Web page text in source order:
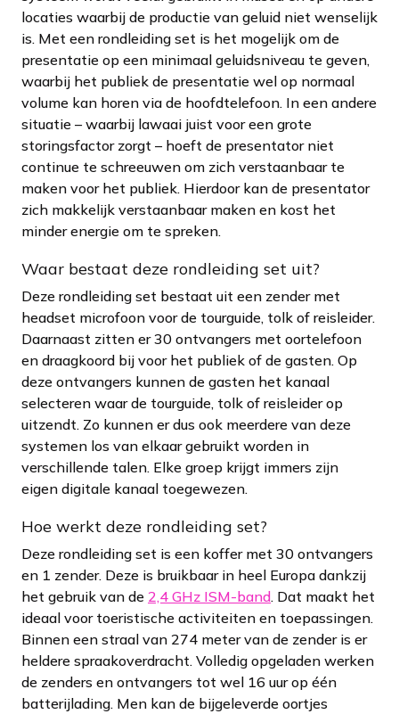
locaties waarbij de productie van geluid niet wenselijk
is. Met een rondleiding set is het mogelijk om de
presentatie op een minimaal geluidsniveau te geven,
waarbij het publiek de presentatie wel op normaal
volume kan horen via de hoofdtelefoon. In een andere
situatie – waarbij lawaai juist voor een grote
storingsfactor zorgt – hoeft de presentator niet
continue te schreeuwen om zich verstaanbaar te
maken voor het publiek. Hierdoor kan de presentator
zich makkelijk verstaanbaar maken en kost het
minder energie om te spreken.
Waar bestaat deze rondleiding set uit?
Deze rondleiding set bestaat uit een zender met
headset microfoon voor de tourguide, tolk of reisleider.
Daarnaast zitten er 30 ontvangers met oortelefoon
en draagkoord bij voor het publiek of de gasten. Op
deze ontvangers kunnen de gasten het kanaal
selecteren waar de tourguide, tolk of reisleider op
uitzendt. Zo kunnen er dus ook meerdere van deze
systemen los van elkaar gebruikt worden in
verschillende talen. Elke groep krijgt immers zijn
eigen digitale kanaal toegewezen.
Hoe werkt deze rondleiding set?
Deze rondleiding set is een koffer met 30 ontvangers
en 1 zender. Deze is bruikbaar in heel Europa dankzij
het gebruik van de 2,4 GHz ISM-band. Dat maakt het
ideaal voor toeristische activiteiten en toepassingen.
Binnen een straal van 274 meter van de zender is er
heldere spraakoverdracht. Volledig opgeladen werken
de zenders en ontvangers tot wel 16 uur op één
batterijlading. Men kan de bijgeleverde oortjes